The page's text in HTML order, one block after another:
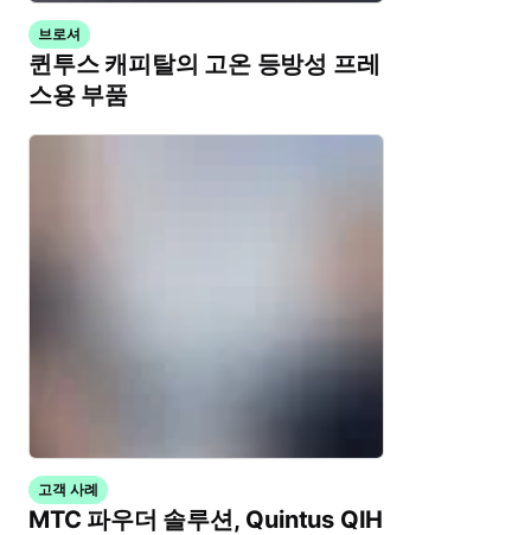
브로셔
퀸투스 캐피탈의 고온 등방성 프레
스용 부품
고객 사례
MTC 파우더 솔루션, Quintus QIH